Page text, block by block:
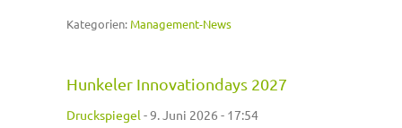
Kategorien: Management-News
Hunkeler Innovationdays 2027
Druckspiegel -9. Juni 2026 - 17:54